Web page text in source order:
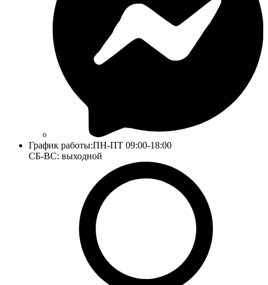
График работы:ПН-ПТ 09:00-18:00
СБ-ВС: выходной